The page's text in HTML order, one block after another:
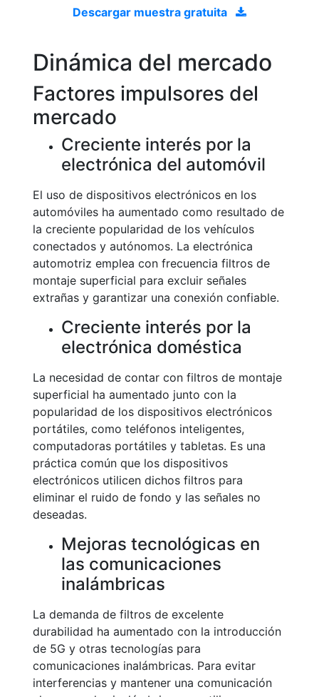
Descargar muestra gratuita
Dinámica del mercado
Factores impulsores del
mercado
Creciente interés por la
electrónica del automóvil
El uso de dispositivos electrónicos en los
automóviles ha aumentado como resultado de
la creciente popularidad de los vehículos
conectados y autónomos. La electrónica
automotriz emplea con frecuencia filtros de
montaje superficial para excluir señales
extrañas y garantizar una conexión confiable.
Creciente interés por la
electrónica doméstica
La necesidad de contar con filtros de montaje
superficial ha aumentado junto con la
popularidad de los dispositivos electrónicos
portátiles, como teléfonos inteligentes,
computadoras portátiles y tabletas. Es una
práctica común que los dispositivos
electrónicos utilicen dichos filtros para
eliminar el ruido de fondo y las señales no
deseadas.
Mejoras tecnológicas en
las comunicaciones
inalámbricas
La demanda de filtros de excelente
durabilidad ha aumentado con la introducción
de 5G y otras tecnologías para
comunicaciones inalámbricas. Para evitar
interferencias y mantener una comunicación